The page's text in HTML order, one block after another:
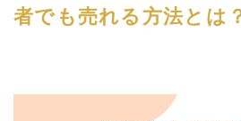
者でも売れる方法とは